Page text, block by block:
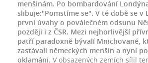
menšinám. Po bombardování
slibuje:"Pomstíme se". V té době se v
první úvahy o poválečném odsunu
později i z ČSR. Mezi nejhorlivější
patří paradoxně bývalí Mnichované,
zastávali německých menšin a nyní
oklamáni. V obsazených zemích sílil